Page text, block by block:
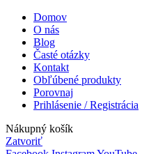
Domov
O nás
Blog
Časté otázky
Kontakt
Obľúbené produkty
Porovnaj
Prihlásenie / Registrácia
Nákupný košík
Zatvoriť